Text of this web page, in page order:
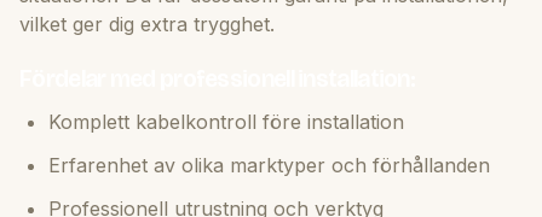
vilket ger dig extra trygghet.
Komplett kabelkontroll före installation
Erfarenhet av olika marktyper och förhållanden
Professionell utrustning och verktyg